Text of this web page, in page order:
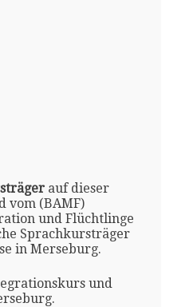
auf dieser
vom (BAMF)
und Flüchtlinge
Sprachkursträger
in Merseburg.
und